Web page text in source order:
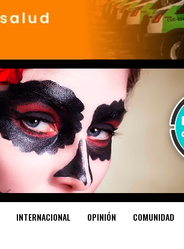
INTERNACIONAL OPINIÓN COMUNIDAD